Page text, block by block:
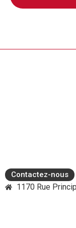
Contactez-nous
1170 Rue